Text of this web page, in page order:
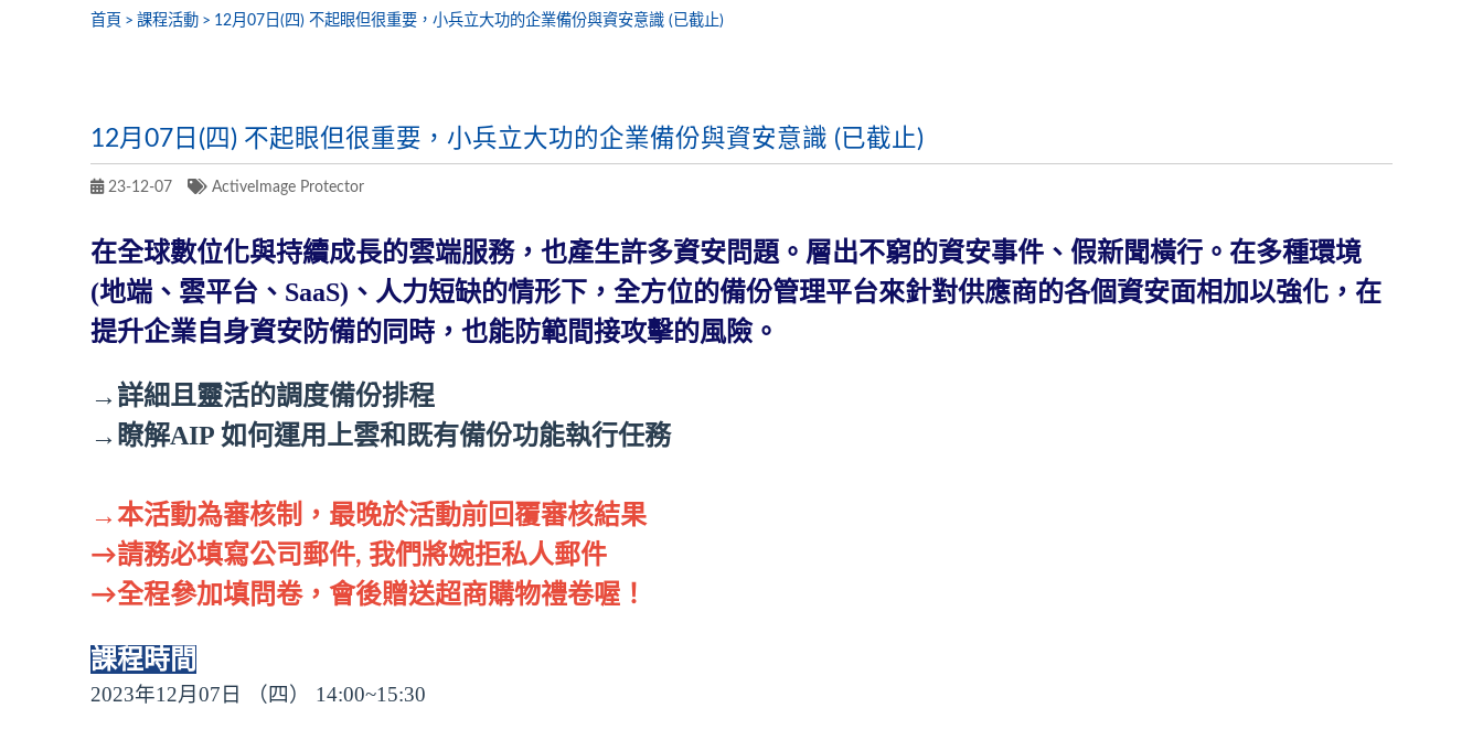
首頁 課程活動 12月07日(四) 不起眼但很重要，小兵立大功的企業備份與資安意識 (已截止)
12月07日(四) 不起眼但很重要，小兵立大功的企業備份與資安意識 (已截止)
23-12-07 ActiveImage Protector
在全球數位化與持續成長的雲端服務，也產生許多資安問題。層出不窮的資安事件、假新聞橫行。在多種環境
(地端、雲平台、SaaS)、人力短缺的情形下，全方位的備份管理平台來針對供應商的各個資安面相加以強化，在
提升企業自身資安防備的同時，也能防範間接攻擊的風險。
→詳細且靈活的調度備份排程
→瞭解AIP 如何運用上雲和既有備份功能執行任務
→ 本活動為審核制，最晚於活動前回覆審核結果
​→​​​​​​請務必填寫公司郵件, 我們將婉拒私人郵件
→全程參加填問卷，會後贈送超商購物禮卷喔！
課程時間
2023年12月07日 （四） 14:00~15:30